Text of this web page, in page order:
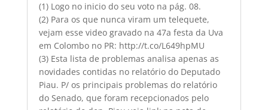
(1) Logo no inicio do seu voto na pág. 08.
(2) Para os que nunca viram um telequete,
vejam esse video gravado na 47a festa da Uva
em Colombo no PR: http://t.co/L649hpMU
(3) Esta lista de problemas analisa apenas as
novidades contidas no relatório do Deputado
Piau. P/ os principais problemas do relatório
do Senado, que foram recepcionados pelo